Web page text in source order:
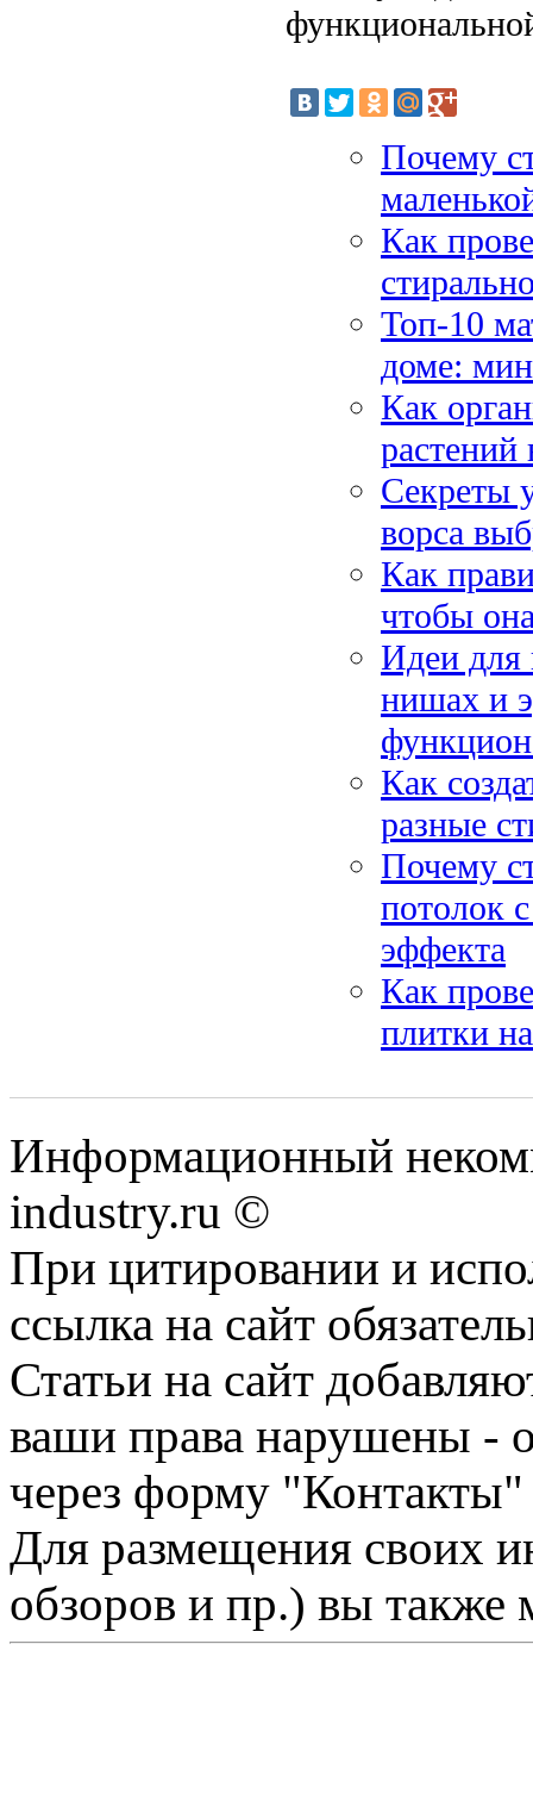
Почему
Как
Топ-10
доме:
Как
растений
Секреты
ворса
Как
чтобы
Идеи для
нишах и
Как
разные
Почему
потолок
эффекта
Как
плитки
Информационный
industry.ru ©
При цитировании и
ссылка на сайт
Статьи на сайт
ваши права нарушены -
через форму "Контакты"
Для размещения своих
обзоров и пр.) вы также